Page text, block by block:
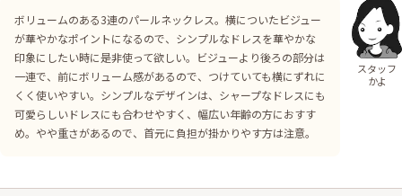
ボリュームのある3連のパールネックレス。横についたビジュー
が華やかなポイントになるので、シンプルなドレスを華やかな
印象にしたい時に是非使って欲しい。ビジューより後ろの部分は
一連で、前にボリューム感があるので、つけていても横にずれに
くく使いやすい。シンプルなデザインは、シャープなドレスにも
可愛らしいドレスにも合わせやすく、幅広い年齢の方におすす
め。やや重さがあるので、首元に負担が掛かりやす方は注意。
スタッフ
かよ